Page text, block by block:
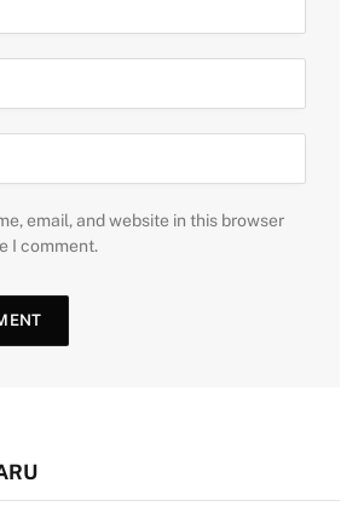
email, and website in this browser
I comment.